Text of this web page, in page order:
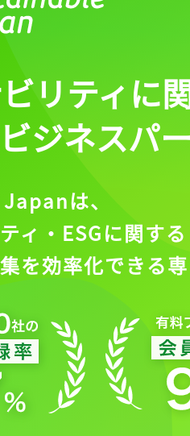
リティに
ジネスパ
は、
ィ・ESGに関する
を効率化できる